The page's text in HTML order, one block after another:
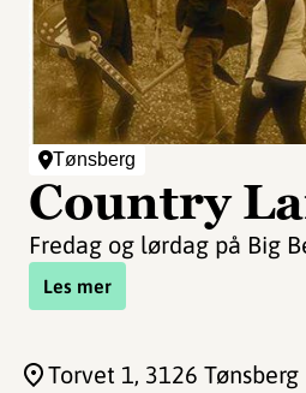
Tønsberg
Country
Fredag og lørdag på Big
Les mer
Torvet 1, 3126 Tønsberg